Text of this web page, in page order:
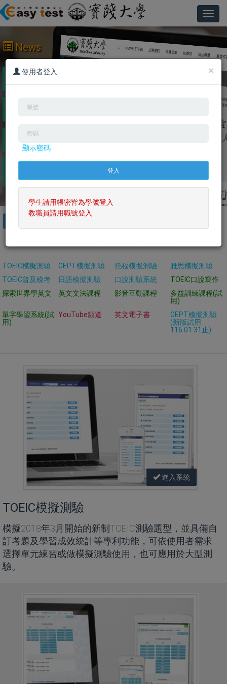
News
2023/10/11 112學年度英語課程及學生帳號資料已經
匯入系統，歡迎踴躍使用。
2016/7/15 <公告>登入密碼請勿使用特殊符號，否則
2014/10/28 103學年度新生資料已經匯入系統，歡迎
踴躍使用。
【免費英語字彙能力檢測】 你行嗎?快
來挑戰看看~
TOEIC模擬測驗 GEPT模擬測驗 托福模擬測驗
雅思模擬測驗
TOEIC普及模考
日語模擬測驗 口說測驗系統
TOEIC口說寫作
探索世界學英文
英文文法課程 影音互動課程
多益訓練課程(試
用)
單字學習系統(試
用)
YouTube頻道 英文電子書
GEPT模擬測驗
(新版試用
116.01.31止)
進入系統
TOEIC模擬測驗
模擬2018年3月開始的新制TOEIC測驗題型，並具備自
訂考題及學習成效統計等專利功能，可依使用者需求
選擇單元練習或做模擬測驗使用，也可應用於大型測
驗。
×
使用者登入
顯示密碼
學生請用帳密皆為學號登入
教職員請用職號登入